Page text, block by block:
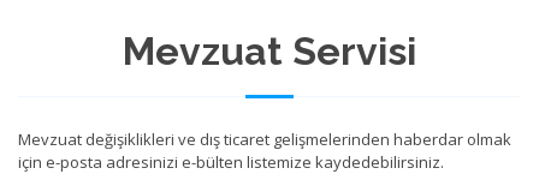
Mevzuat Servisi
Mevzuat değişiklikleri ve dış ticaret gelişmelerinden haberdar olmak
için e-posta adresinizi e-bülten listemize kaydedebilirsiniz.